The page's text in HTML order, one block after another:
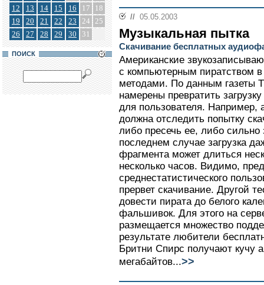
12
13 14 15 16 17
18
19
20 21 22 23 24 25
26
27 28 29 30 31
ПОИСК
// 05.05.2003
Музыкальная пытка
Скачивание бесплатных
Американские
с компьютерным пиратством в
методами. По данным газеты
намерены превратить
для пользователя. Например,
должна отследить попытку
либо пресечь ее, либо
последнем случае загрузка
фрагмента может длиться
несколько часов. Видимо,
среднестатистического
прервет скачивание. Другой
довести пирата до белого
фальшивок. Для этого на
размещается множество
результате любители
Бритни Спирс получают кучу
мегабайтов...>>